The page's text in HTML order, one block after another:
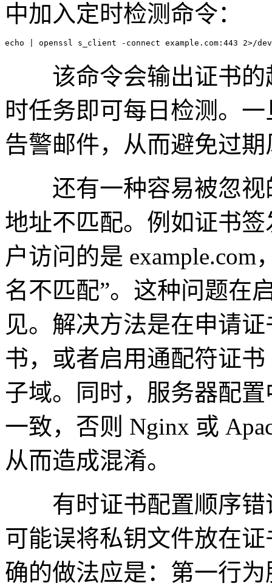
中加入定时检测命令：
该命令会输出证书的
时任务即可每日检测。
告警邮件，从而避免过期
还有一种容易被忽视
地址不匹配。例如证书签
户访问的是
名不匹配”。这种问题在
见。解决方法是在申请
书，或者启用通配符证书
子域。同时，服务器配置
一致，否则 Nginx 或
从而造成混淆。
有时证书配置顺序错
可能误将私钥文件放在
确的做法应是：第一行